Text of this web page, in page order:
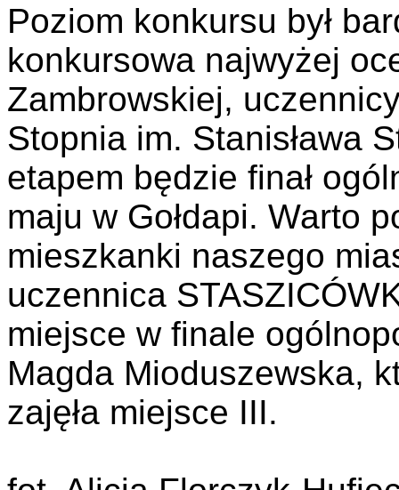
Poziom konkursu był
konkursowa najwyżej
Zambrowskiej,
Stopnia im. Stanisława
etapem będzie finał
maju w Gołdapi. Warto
mieszkanki naszego
uczennica
miejsce w finale
Magda Mioduszewska,
zajęła miejsce III.